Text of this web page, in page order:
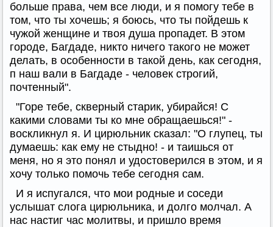
больше права, чем все люди, и я помогу тебе в
том, что ты хочешь; я боюсь, что ты пойдешь к
чужой женщине и твоя душа пропадет. В этом
городе, Багдаде, никто ничего такого не может
делать, в особенности в такой день, как сегодня,
п наш вали в Багдаде - человек строгий,
почтенный".
"Горе тебе, скверный старик, убирайся! С
какими словами ты ко мне обращаешься!" -
воскликнул я. И цирюльник сказал: "О глупец, ты
думаешь: как ему не стыдно! - и таишься от
меня, но я это понял и удостоверился в этом, и я
хочу только помочь тебе сегодня сам.
И я испугался, что мои родные и соседи
услышат слога цирюльника, и долго молчал. А
нас настиг час молитвы, и пришло время